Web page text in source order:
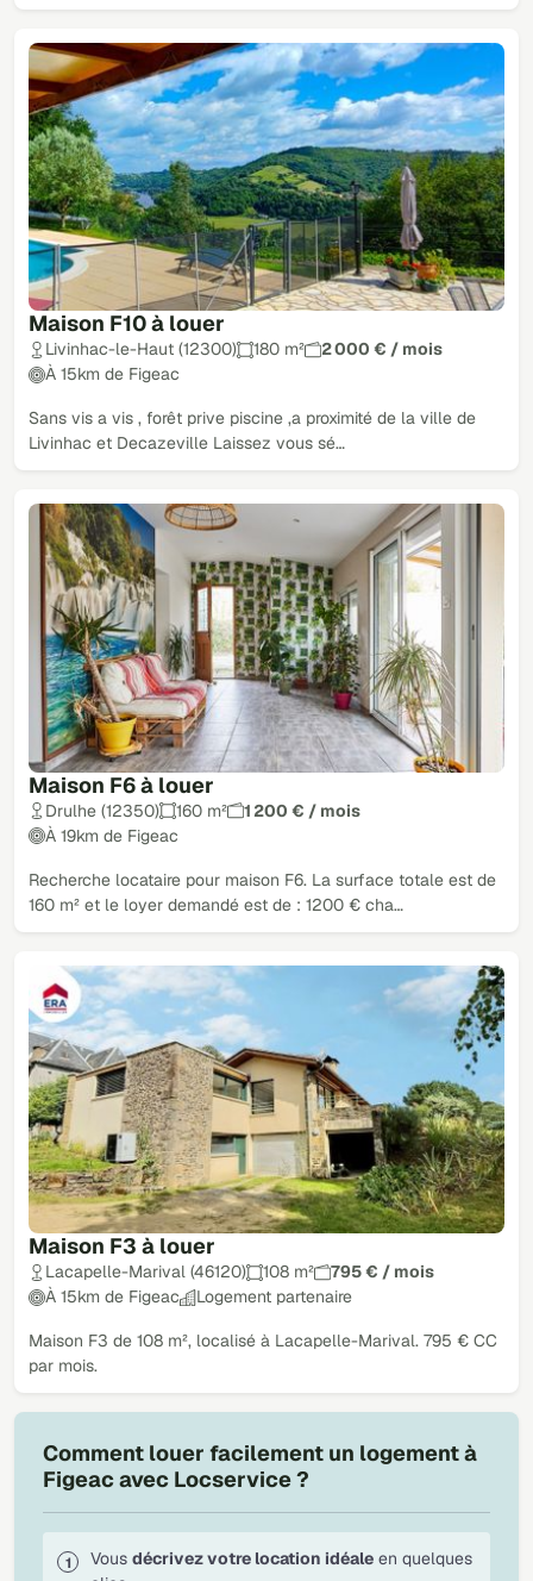
Maison F10 à louer
Livinhac-le-Haut (12300) 180 m²
2 000 € / mois
À 15km de Figeac
Sans vis a vis , forêt prive piscine ,a proximité de la ville de
Livinhac et Decazeville Laissez vous sé…
Maison F6 à louer
Drulhe (12350) 160 m²
1 200 € / mois
À 19km de Figeac
Recherche locataire pour maison F6. La surface totale est de
160 m² et le loyer demandé est de : 1200 € cha…
Maison F3 à louer
Lacapelle-Marival (46120) 108 m²
795 € / mois
À 15km de Figeac
Logement partenaire
Maison F3 de 108 m², localisé à Lacapelle-Marival. 795 € CC
par mois.
Comment louer facilement un logement à
Figeac avec Locservice ?
Vous décrivez votre location idéale en quelques